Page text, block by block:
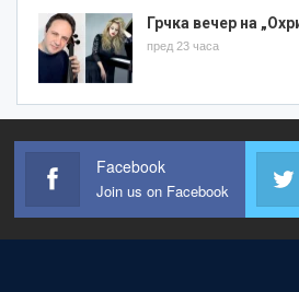
Грчка вечер на
пред 23 часа
Facebook
Join us on Facebook